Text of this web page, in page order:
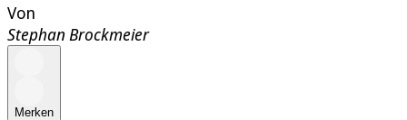
Von
Stephan Brockmeier
Merken